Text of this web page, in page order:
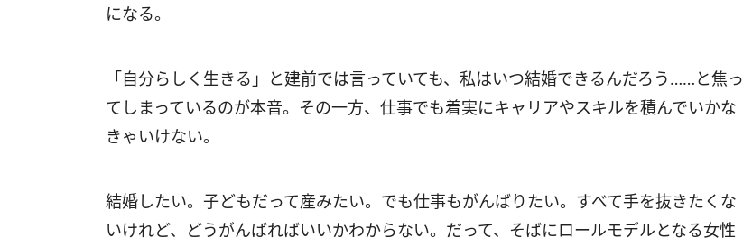
になる。
「自分らしく生きる」と建前では言っていても、私はいつ結婚できるんだろう……と焦っ
てしまっているのが本音。その一方、仕事でも着実にキャリアやスキルを積んでいかな
きゃいけない。
結婚したい。子どもだって産みたい。でも仕事もがんばりたい。すべて手を抜きたくな
いけれど、どうがんばればいいかわからない。だって、そばにロールモデルとなる女性